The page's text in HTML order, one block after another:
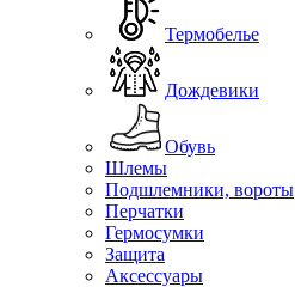
Термобелье
Дождевики
Обувь
Шлемы
Подшлемники, вороты
Перчатки
Гермосумки
Защита
Аксессуары